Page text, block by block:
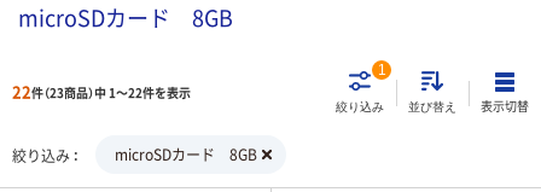
microSDカード 8GB
22件（23商品）中 1～22件を表示
絞り込み
1
並び替え 表示切替
絞り込み microSDカード 8GB